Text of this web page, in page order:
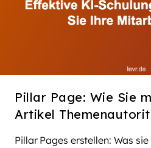
Pillar Page: Wie Sie
Artikel
Pillar Pages erstellen: Was